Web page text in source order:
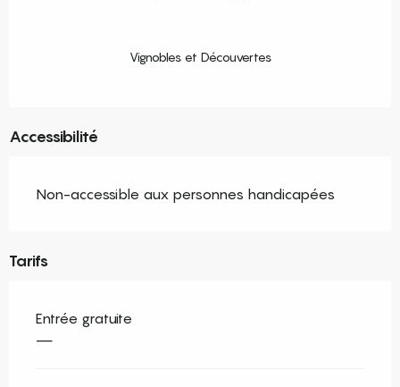
Vignobles et Découvertes
Accessibilité
Non-accessible aux personnes handicapées
Tarifs
Entrée gratuite
—